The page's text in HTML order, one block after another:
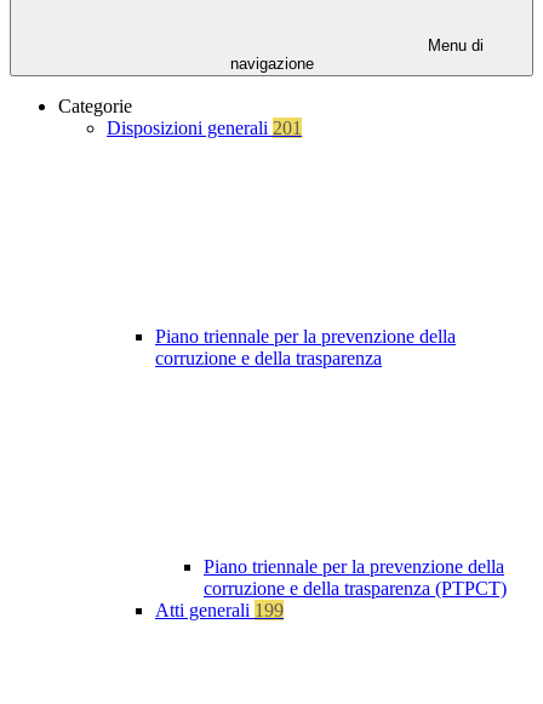
Menu di
navigazione
Categorie
Disposizioni generali 201
Piano triennale per la prevenzione della
corruzione e della trasparenza
Piano triennale per la prevenzione della
corruzione e della trasparenza (PTPCT)
Atti generali 199